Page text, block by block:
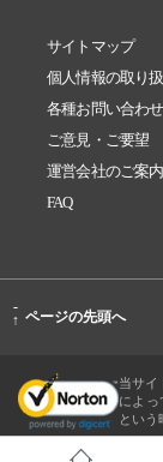
サイトマップ
個人情報の取り
各種お問い合わ
ご意見・ご要望
運営会社のご案内
FAQ
-
↑ ページの先頭へ
当サイ
によっ
という